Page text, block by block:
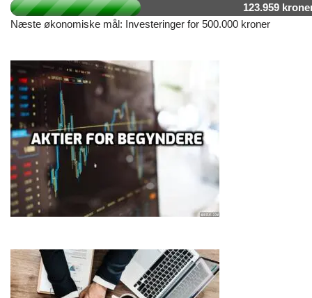
123.959
Næste økonomiske mål: Investeringer for 500.000 kroner